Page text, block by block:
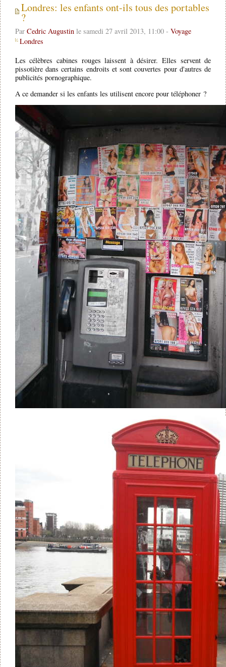
Londres: les enfants ont-ils tous des portables
?
Par Cedric Augustinle samedi 27 avril 2013, 11:00 - Voyage
Londres
Les célèbres cabines rouges laissent à désirer. Elles servent de
pissotière dans certains endroits et sont couvertes pour d'autres de
publicités pornographique.
A ce demander si les enfants les utilisent encore pour téléphoner ?